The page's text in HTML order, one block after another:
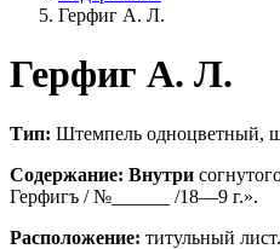
Герфиг А. Л.
Герфиг А. Л.
Тип: Штемпель одноцветный,
Содержание: Внутри
Герфигъ / №______ /18—9 г.».
Расположение: титульный лист.